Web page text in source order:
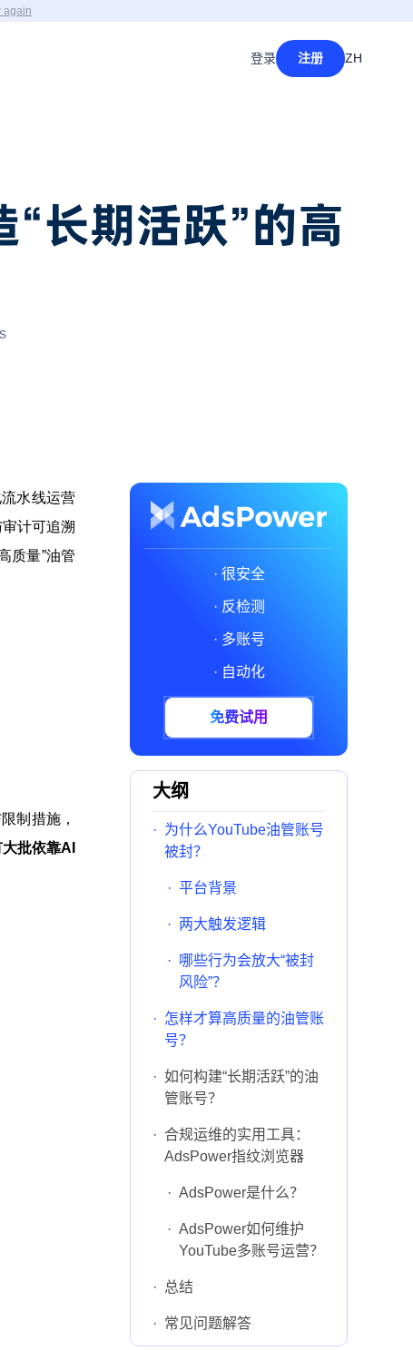
again
登录 注册 ZH
长期活跃”的高
水线运营
计可追溯
质量”油管
制措施，
批依靠AI
· 很安全
· 反检测
· 多账号
· 自动化
免费试用
大纲
· 为什么YouTube油管账号
被封？
· 平台背景
· 两大触发逻辑
·
哪些行为会放大“被封
风险”？
· 怎样才算高质量的油管账
号？
· 如何构建“长期活跃”的油
管账号？
· 合规运维的实用工具：
AdsPower指纹浏览器
· AdsPower是什么？
· AdsPower如何维护
YouTube多账号运营？
· 总结
· 常见问题解答